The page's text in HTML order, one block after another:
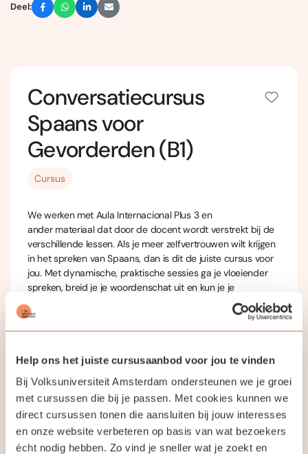
Help ons het juiste cursusaanbod voor jou te vinden
Bij Volksuniversiteit Amsterdam ondersteunen we je groei
met cursussen die bij je passen. Met cookies kunnen we
direct cursussen tonen die aansluiten bij jouw interesses
en onze website verbeteren op basis van wat bezoekers
écht nodig hebben. Zo vind je sneller wat je zoekt en
Conversatiecursus
Spaans voor
Gevorderden (B1)
Cursus
We werken met Aula Internacional Plus 3 en
ander materiaal dat door de docent wordt verstrekt bij de
verschillende lessen. Als je meer zelfvertrouwen wilt krijgen
in het spreken van Spaans, dan is dit de juiste cursus voor
jou. Met dynamische, praktische sessies ga je vloeiender
spreken, breid je je woordenschat uit en kun je je
Jouw docent
Deel: